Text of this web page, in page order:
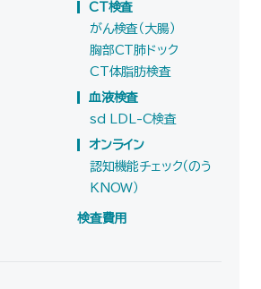
CT検査
がん検査（大腸）
胸部CT肺ドック
CT体脂肪検査
血液検査
sd LDL-C検査
オンライン
認知機能チェック（のう
KNOW）
検査費用